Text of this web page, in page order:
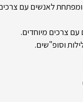
ומפתחת לאנשים עם
עם צרכים מיוחדים.